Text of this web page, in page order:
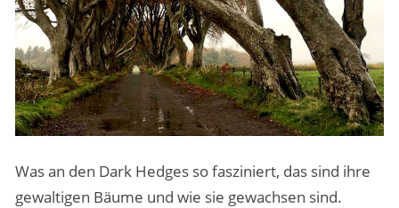
Was an den Dark Hedges so fasziniert, das sind ihre
gewaltigen Bäume und wie sie gewachsen sind.